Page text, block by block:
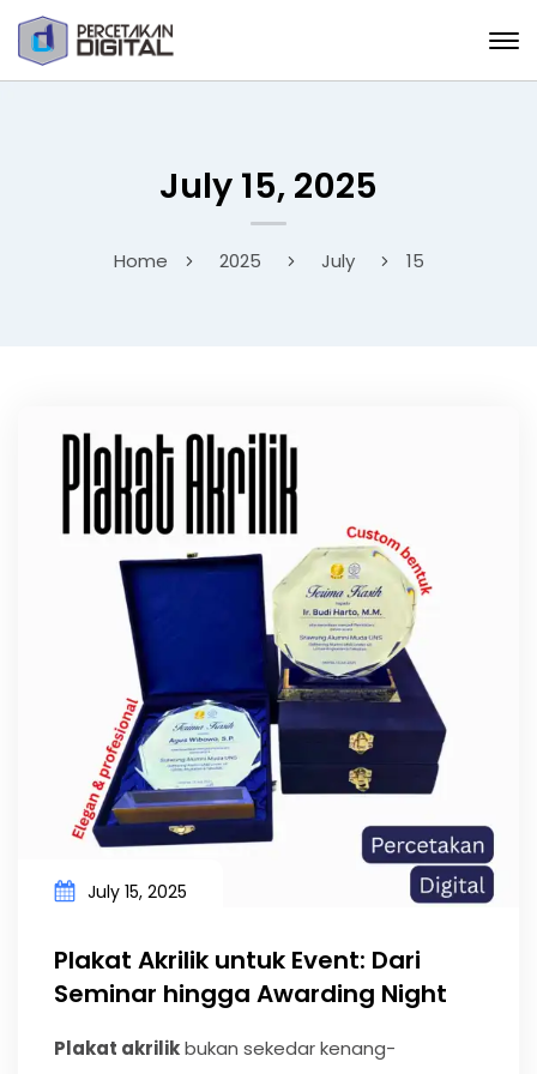
July 15, 2025
Home 2025 July 15
July 15, 2025
Plakat Akrilik untuk Event: Dari
Seminar hingga Awarding Night
Plakat akrilikbukan sekedar kenang-